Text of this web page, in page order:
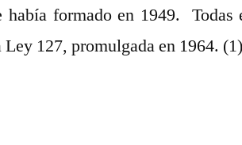
había formado en 1949. Todas
Ley 127, promulgada en 1964. (1)